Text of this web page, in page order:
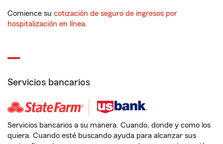
Comience su cotización de seguro de ingresos por
hospitalización en línea.
Servicios bancarios
Servicios bancarios a su manera. Cuando, donde y como los
quiera. Cuando esté buscando ayuda para alcanzar sus